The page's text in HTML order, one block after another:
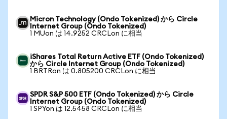
Micron Technology (Ondo Tokenized) から Circle
Internet Group (Ondo Tokenized)
1 MUon は 14.9252 CRCLon に相当
iShares Total Return Active ETF (Ondo Tokenized)
から Circle Internet Group (Ondo Tokenized)
1 BRTRon は 0.805200 CRCLon に相当
SPDR S&P 500 ETF (Ondo Tokenized) から Circle
Internet Group (Ondo Tokenized)
1 SPYon は 12.5458 CRCLon に相当